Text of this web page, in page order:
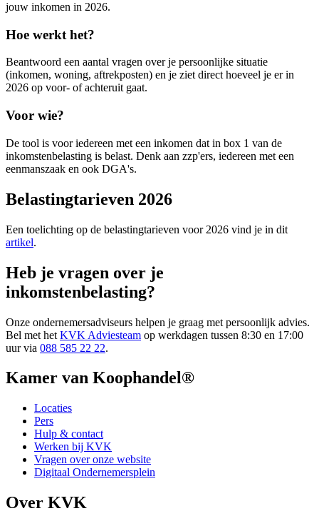
jouw inkomen in 2026.
Hoe werkt het?
Beantwoord een aantal vragen over je persoonlijke situatie
(inkomen, woning, aftrekposten) en je ziet direct hoeveel je er in
2026 op voor- of achteruit gaat.
Voor wie?
De tool is voor iedereen met een inkomen dat in box 1 van de
inkomstenbelasting is belast. Denk aan zzp'ers, iedereen met een
eenmanszaak en ook DGA's.
Belastingtarieven 2026
Een toelichting op de belastingtarieven voor 2026 vind je in dit
artikel.
Heb je vragen over je
inkomstenbelasting?
Onze ondernemersadviseurs helpen je graag met persoonlijk advies.
Bel met het KVK Adviesteam op werkdagen tussen 8:30 en 17:00
uur via 088 585 22 22.
Kamer van Koophandel®
Locaties
Pers
Hulp & contact
Werken bij KVK
Vragen over onze website
Digitaal Ondernemersplein
Over KVK